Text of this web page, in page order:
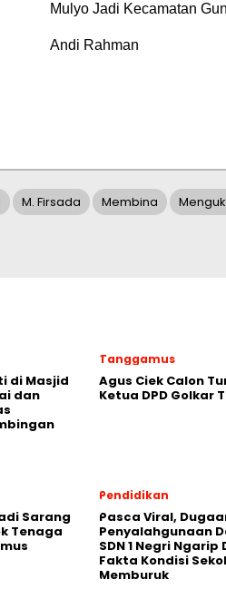
Mulyo Jadi Kecamatan
Andi Rahman
M. Firsada Membina
di Masjid
dan
Tanggamus
Agus Ciek Calon
Ketua DPD Golkar
Sarang
Tenaga
Pendidikan
Pasca Viral,
Penyalahgunaan
SDN 1 Negri
Fakta Kondisi
Memburuk